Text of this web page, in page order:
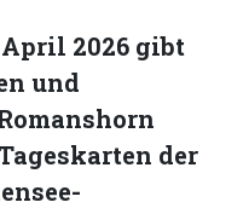
2026 gibt
und
der